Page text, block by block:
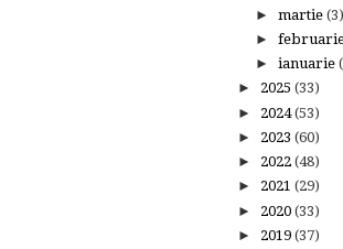
► martie (3)
►
► ianuarie
► 2025 (33)
► 2024(53)
► 2023 (60)
► 2022 (48)
► 2021 (29)
► 2020 (33)
► 2019 (37)